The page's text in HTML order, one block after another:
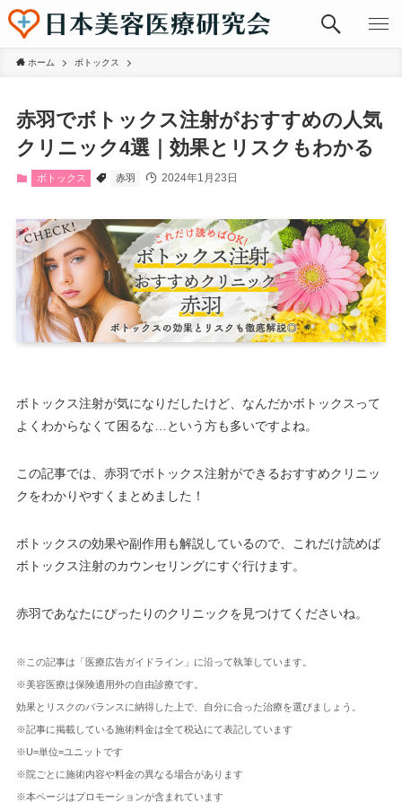
ホーム ボトックス
赤羽でボトックス注射がおすすめの人気
クリニック4選｜効果とリスクもわかる
ボトックス 赤羽 2024年1月23日
ボトックス注射が気になりだしたけど、なんだかボトックスって
よくわからなくて困るな…という方も多いですよね。
この記事では、赤羽でボトックス注射ができるおすすめクリニッ
クをわかりやすくまとめました！
ボトックスの効果や副作用も解説しているので、これだけ読めば
ボトックス注射のカウンセリングにすぐ行けます。
赤羽であなたにぴったりのクリニックを見つけてくださいね。
※この記事は「医療広告ガイドライン」に沿って執筆しています。
※美容医療は保険適用外の自由診療です。
効果とリスクのバランスに納得した上で、自分に合った治療を選びましょう。
※記事に掲載している施術料金は全て税込にて表記しています
※U=単位=ユニットです
※院ごとに施術内容や料金の異なる場合があります
※本ページはプロモーションが含まれています